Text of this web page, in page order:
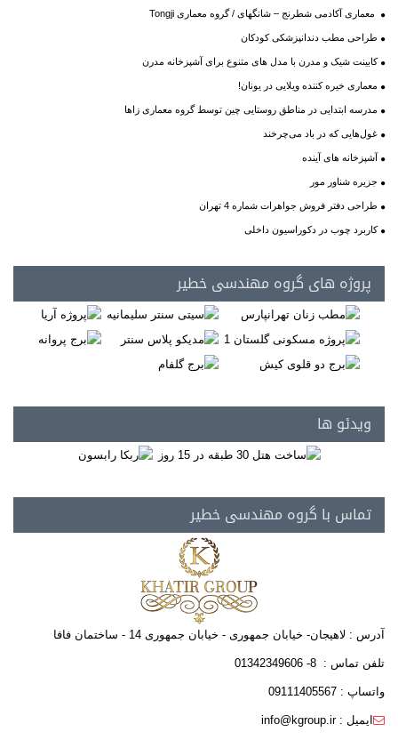
معماری آکادمی شطرنج – شانگهای / گروه معماری Tongji
طراحی مطب دندانپزشکی کودکان
کابینت شیک و مدرن با مدل های متنوع برای آشپزخانه مدرن
معماری خیره کننده ویلایی در یونان!
مدرسه ابتدایی در مناطق روستایی چین توسط گروه معماری زاها
غول‌هایی که در باد می‌چرخند
آشپزخانه های آینده
جزیره شناور مور
طراحی دفتر فروش جواهرات شماره 4 تهران
کاربرد چوب در دکوراسیون داخلی
پروژه های گروه مهندسی خطیر
ویدئو ها
تماس با گروه مهندسی خطیر
آدرس : لاهیجان- خیابان جمهوری - خیابان جمهوری 14 - ساختمان فافا
تلفن تماس : 8- 01342349606
واتساپ : 09111405567
ایمیل : info@kgroup.ir